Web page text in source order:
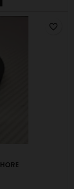
favorite_border